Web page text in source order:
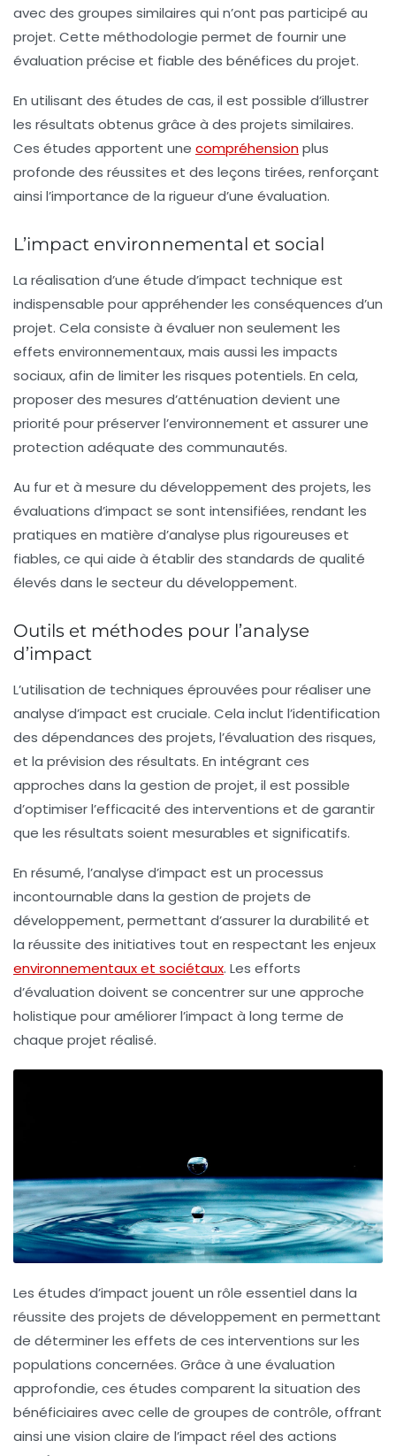
avec des groupes similaires qui n’ont pas participé au
projet. Cette méthodologie permet de fournir une
évaluation précise et fiable des bénéfices du projet.
En utilisant des études de cas, il est possible d’illustrer
les résultats obtenus grâce à des projets similaires.
Ces études apportent une compréhensionplus
profonde des réussites et des leçons tirées, renforçant
ainsi l’importance de la rigueur d’une évaluation.
L’impact environnemental et social
La réalisation d’une étude d’impact technique est
indispensable pour appréhender les conséquences d’un
projet. Cela consiste à évaluer non seulement les
effets environnementaux, mais aussi les impacts
sociaux, afin de limiter les risques potentiels. En cela,
proposer des mesures d’atténuation devient une
priorité pour préserver l’environnement et assurer une
protection adéquate des communautés.
Au fur et à mesure du développement des projets, les
évaluations d’impact se sont intensifiées, rendant les
pratiques en matière d’analyse plus rigoureuses et
fiables, ce qui aide à établir des standards de qualité
élevés dans le secteur du développement.
Outils et méthodes pour l’analyse
d’impact
L’utilisation de techniques éprouvées pour réaliser une
analyse d’impact est cruciale. Cela inclut l’identification
des dépendances des projets, l’évaluation des risques,
et la prévision des résultats. En intégrant ces
approches dans la gestion de projet, il est possible
d’optimiser l’efficacité des interventions et de garantir
que les résultats soient mesurables et significatifs.
En résumé, l’analyse d’impact est un processus
incontournable dans la gestion de projets de
développement, permettant d’assurer la durabilité et
la réussite des initiatives tout en respectant les enjeux
environnementaux et sociétaux. Les efforts
d’évaluation doivent se concentrer sur une approche
holistique pour améliorer l’impact à long terme de
chaque projet réalisé.
Les études d’impact jouent un rôle essentiel dans la
réussite des projets de développement en permettant
de déterminer les effets de ces interventions sur les
populations concernées. Grâce à une évaluation
approfondie, ces études comparent la situation des
bénéficiaires avec celle de groupes de contrôle, offrant
ainsi une vision claire de l’impact réel des actions